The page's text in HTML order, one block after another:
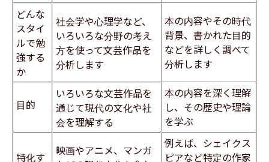
どんな
スタイ
ルで勉
強する
か
社会学や心理学など、
いろいろな分野の考え
方を使って文芸作品を
分析します
本の内容やその時代
背景、書かれた目的
などを詳しく調べて
分析します
目的
いろいろな文芸作品を
通じて現代の文化や社
会を理解する
本の内容を深く理解
し、その歴史や理論
を学ぶ
特化す
映画やアニメ、マンガ
例えば、シェイクス
ピアなど特定の作家